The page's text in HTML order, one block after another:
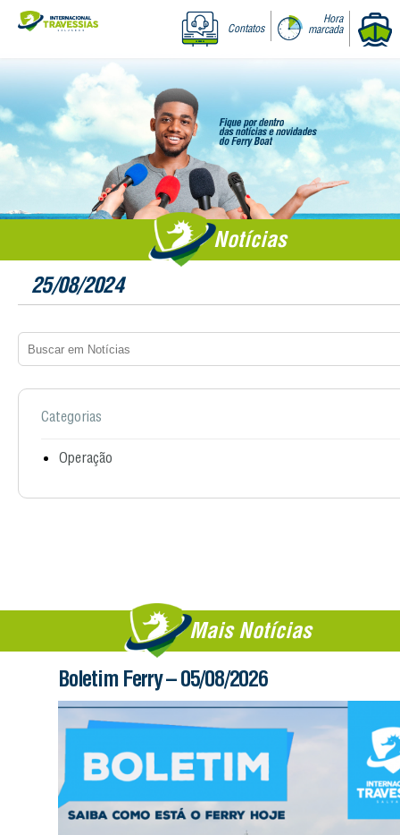
Contatos
Hora
marcada
Notícias
25/08/2024
Categorias
Operação
Mais Notícias
Boletim Ferry – 05/08/2026